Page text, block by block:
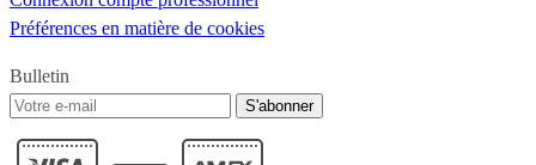
Préférences en matière de cookies
Bulletin
S'abonner